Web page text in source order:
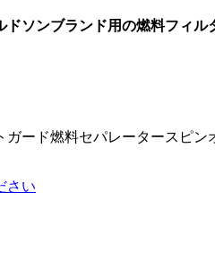
ソンブランド用の燃料フィル
ード燃料セパレータースピン
さい